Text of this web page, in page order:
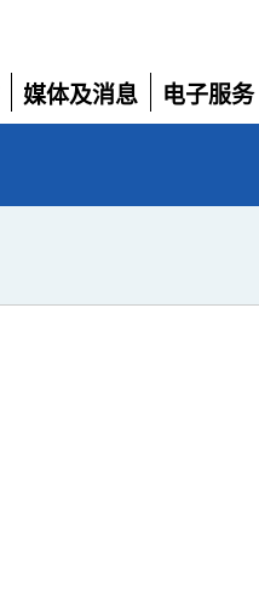
媒体及消息
展
电子服务
展